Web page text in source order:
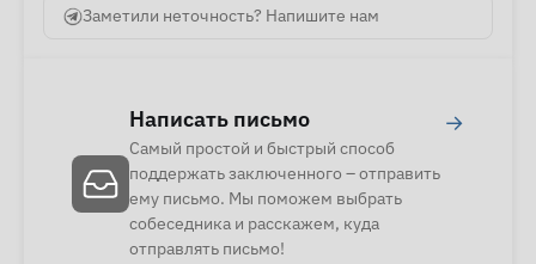
Заметили неточность? Напишите нам
Написать письмо
Самый простой и быстрый способ
поддержать заключенного – отправить
ему письмо. Мы поможем выбрать
собеседника и расскажем, куда
отправлять письмо!
→